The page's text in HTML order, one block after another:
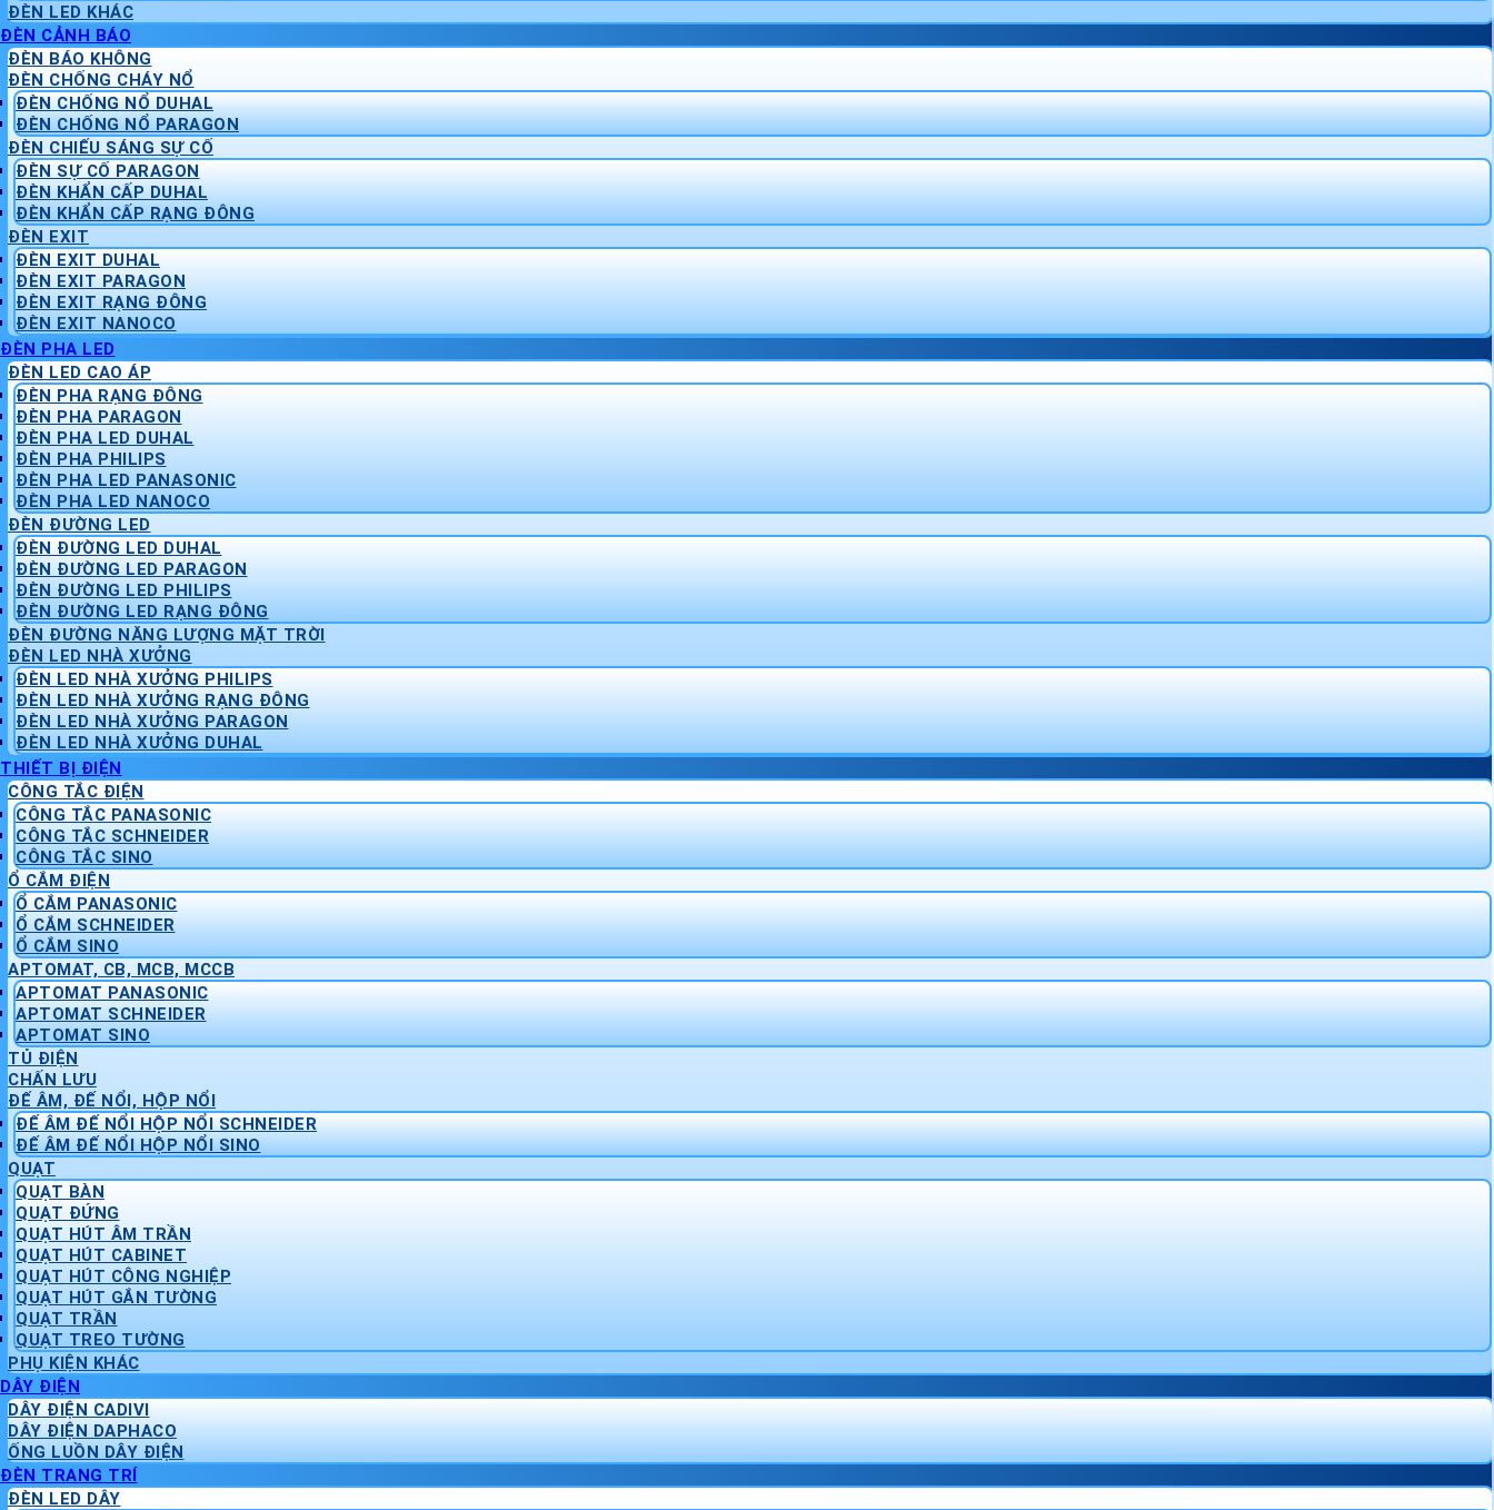
ĐÈN LED KHÁC
ĐÈN CẢNH BÁO
ĐÈN BÁO KHÔNG
ĐÈN CHỐNG CHÁY NỔ
ĐÈN CHỐNG NỔ DUHAL
ĐÈN CHỐNG NỔ PARAGON
ĐÈN CHIẾU SÁNG SỰ CỐ
ĐÈN SỰ CỐ PARAGON
ĐÈN KHẨN CẤP DUHAL
ĐÈN KHẨN CẤP RẠNG ĐÔNG
ĐÈN EXIT
ĐÈN EXIT DUHAL
ĐÈN EXIT PARAGON
ĐÈN EXIT RẠNG ĐÔNG
ĐÈN EXIT NANOCO
ĐÈN PHA LED
ĐÈN LED CAO ÁP
ĐÈN PHA RẠNG ĐÔNG
ĐÈN PHA PARAGON
ĐÈN PHA LED DUHAL
ĐÈN PHA PHILIPS
ĐÈN PHA LED PANASONIC
ĐÈN PHA LED NANOCO
ĐÈN ĐƯỜNG LED
ĐÈN ĐƯỜNG LED DUHAL
ĐÈN ĐƯỜNG LED PARAGON
ĐÈN ĐƯỜNG LED PHILIPS
ĐÈN ĐƯỜNG LED RẠNG ĐÔNG
ĐÈN ĐƯỜNG NĂNG LƯỢNG MẶT TRỜI
ĐÈN LED NHÀ XƯỞNG
ĐÈN LED NHÀ XƯỞNG PHILIPS
ĐÈN LED NHÀ XƯỞNG RẠNG ĐÔNG
ĐÈN LED NHÀ XƯỞNG PARAGON
ĐÈN LED NHÀ XƯỞNG DUHAL
THIẾT BỊ ĐIỆN
CÔNG TẮC ĐIỆN
CÔNG TẮC PANASONIC
CÔNG TẮC SCHNEIDER
CÔNG TẮC SINO
Ổ CẮM ĐIỆN
Ổ CẮM PANASONIC
Ổ CẮM SCHNEIDER
Ổ CẮM SINO
APTOMAT, CB, MCB, MCCB
APTOMAT PANASONIC
APTOMAT SCHNEIDER
APTOMAT SINO
TỦ ĐIỆN
CHẤN LƯU
ĐẾ ÂM, ĐẾ NỔI, HỘP NỔI
ĐẾ ÂM ĐẾ NỔI HỘP NỔI SCHNEIDER
ĐẾ ÂM ĐẾ NỔI HỘP NỔI SINO
QUẠT
QUẠT BÀN
QUẠT ĐỨNG
QUẠT HÚT ÂM TRẦN
QUẠT HÚT CABINET
QUẠT HÚT CÔNG NGHIỆP
QUẠT HÚT GẮN TƯỜNG
QUẠT TRẦN
QUẠT TREO TƯỜNG
PHỤ KIỆN KHÁC
DÂY ĐIỆN
DÂY ĐIỆN CADIVI
DÂY ĐIỆN DAPHACO
ỐNG LUỒN DÂY ĐIỆN
ĐÈN TRANG TRÍ
ĐÈN LED DÂY